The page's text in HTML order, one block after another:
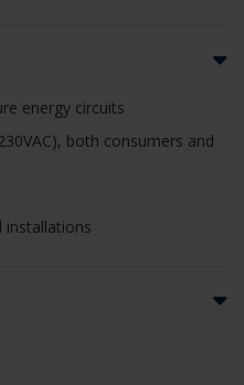
energy circuits
both consumers and
installations